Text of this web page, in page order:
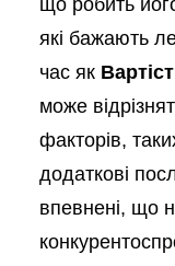
що робить
які бажають
час як
може
факторів,
додаткові
впевнені, що